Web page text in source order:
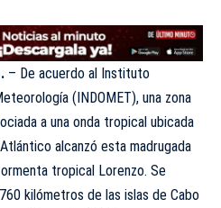
– De acuerdo al Instituto
( INDOMET), una zona
a una onda tropical ubicada
alcanzó esta madrugada
tropical Lorenzo. Se
kilómetros de las islas de Cabo